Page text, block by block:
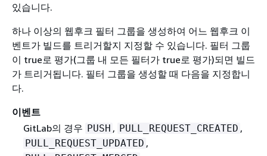
있습니다.
하나 이상의 웹후크 필터 그룹을 생성하여 어느 웹후크 이
벤트가 빌드를 트리거할지 지정할 수 있습니다. 필터 그룹
이 true로 평가(그룹 내 모든 필터가 true로 평가)되면 빌드
가 트리거됩니다. 필터 그룹을 생성할 때 다음을 지정합니
다.
이벤트
GitLab의 경우 PUSH , PULL_REQUEST_CREATED ,
PULL_REQUEST_UPDATED ,